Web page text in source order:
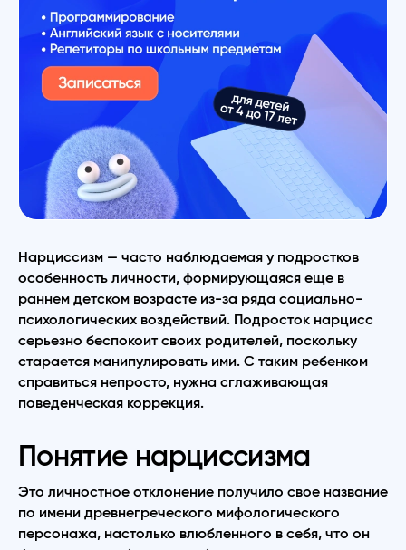
Нарциссизм — часто наблюдаемая у подростков
особенность личности, формирующаяся еще в
раннем детском возрасте из-за ряда социально-
психологических воздействий. Подросток нарцисс
серьезно беспокоит своих родителей, поскольку
старается манипулировать ими. С таким ребенком
справиться непросто, нужна сглаживающая
поведенческая коррекция.
Понятие нарциссизма
Это личностное отклонение получило свое название
по имени древнегреческого мифологического
персонажа, настолько влюбленного в себя, что он